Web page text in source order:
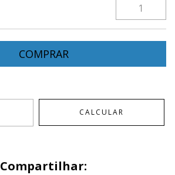
CALCULAR
Compartilhar: